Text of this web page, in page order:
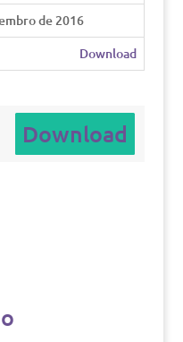
de 2016
Download
Download